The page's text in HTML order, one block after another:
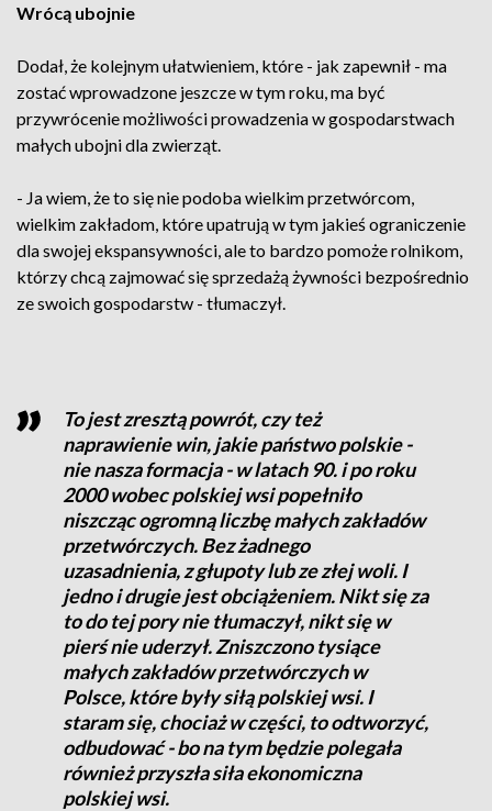
Wrócą ubojnie
Dodał, że kolejnym ułatwieniem, które - jak zapewnił - ma
zostać wprowadzone jeszcze w tym roku, ma być
przywrócenie możliwości prowadzenia w gospodarstwach
małych ubojni dla zwierząt.
- Ja wiem, że to się nie podoba wielkim przetwórcom,
wielkim zakładom, które upatrują w tym jakieś ograniczenie
dla swojej ekspansywności, ale to bardzo pomoże rolnikom,
którzy chcą zajmować się sprzedażą żywności bezpośrednio
ze swoich gospodarstw - tłumaczył.
To jest zresztą powrót, czy też
naprawienie win, jakie państwo polskie -
nie nasza formacja - w latach 90. i po roku
2000 wobec polskiej wsi popełniło
niszcząc ogromną liczbę małych zakładów
przetwórczych. Bez żadnego
uzasadnienia, z głupoty lub ze złej woli. I
jedno i drugie jest obciążeniem. Nikt się za
to do tej pory nie tłumaczył, nikt się w
pierś nie uderzył. Zniszczono tysiące
małych zakładów przetwórczych w
Polsce, które były siłą polskiej wsi. I
staram się, chociaż w części, to odtworzyć,
odbudować - bo na tym będzie polegała
również przyszła siła ekonomiczna
polskiej wsi.